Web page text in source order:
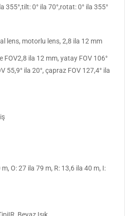
355°,tilt: 0° ila 70°,rotat: 0° ila 355°
lens, motorlu lens, 2,8 ila 12 mm
FOV2,8 ila 12 mm, yatay FOV 106°
55,9° ila 20°, çapraz FOV 127,4° ila
O: 27 ila 79 m, R: 13,6 ila 40 m, I:
Beyaz Işık